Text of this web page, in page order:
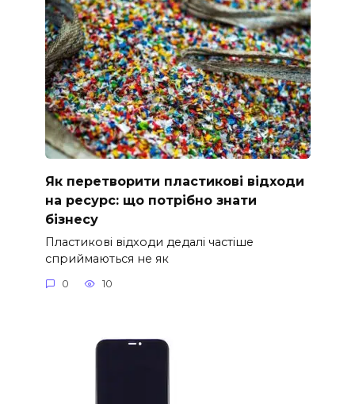
Як перетворити пластикові відходи
на ресурс: що потрібно знати
бізнесу
Пластикові відходи дедалі частіше
сприймаються не як
0 10